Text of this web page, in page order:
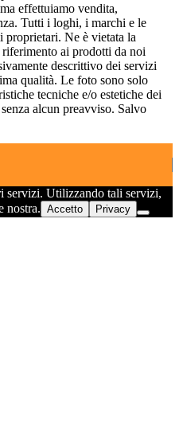
effettuiamo vendita,
Tutti i loghi, i marchi e le
Ne è vietata la
ai prodotti da noi
descrittivo dei servizi
qualità. Le foto sono solo
tecniche e/o estetiche dei
alcun preavviso. Salvo
servizi. Utilizzando tali servizi,
nostra. Accetto Privacy